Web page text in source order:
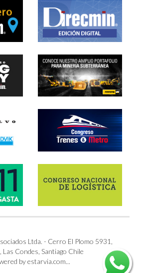
Ltda. - Cerro El Plomo 5931,
Las Condes, Santiago Chile
by estarvia.com...